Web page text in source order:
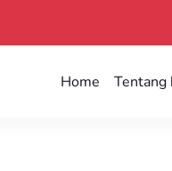
Home Tentang